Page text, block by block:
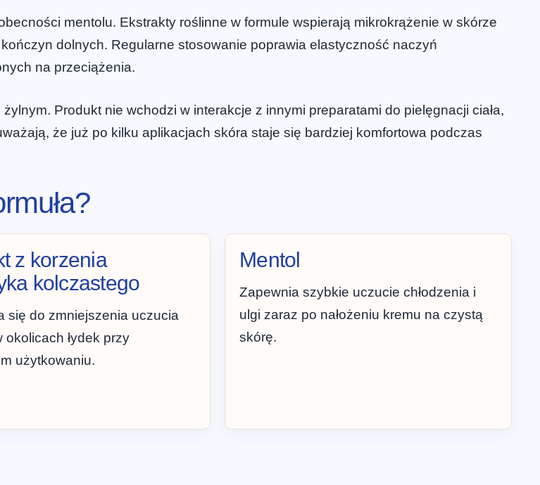
mentolu. Ekstrakty roślinne w formule wspierają mikrokrążenie w skórze
dolnych. Regularne stosowanie poprawia elastyczność naczyń
na przeciążenia.
Produkt nie wchodzi w interakcje z innymi preparatami do pielęgnacji ciała,
że już po kilku aplikacjach skóra staje się bardziej komfortowa podczas
z korzenia
kolczastego
się do zmniejszenia uczucia
okolicach łydek przy
użytkowaniu.
Mentol
Zapewnia szybkie uczucie chłodzenia i
ulgi zaraz po nałożeniu kremu na czystą
skórę.